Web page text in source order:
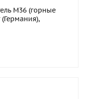
М36 (горные
(Германия),